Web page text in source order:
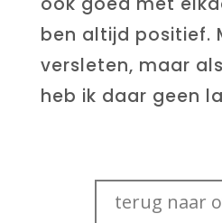
ben altijd positief.
versleten, maar
heb ik daar geen
terug naar